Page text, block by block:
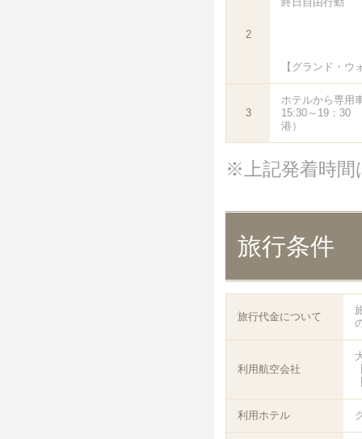
2
【グランド・ウ
3
ホテルから専用
15:30～19：30
港）
※上記発着時間
旅行条件
旅行代金について
利用航空会社
利用ホテル